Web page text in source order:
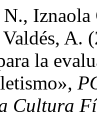
A.
la
Cultura